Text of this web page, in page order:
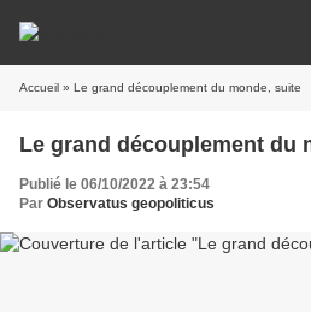
Accueil » Le grand découplement du monde, suite
Le grand découplement du
Publié le 06/10/2022 à 23:54
Par Observatus geopoliticus